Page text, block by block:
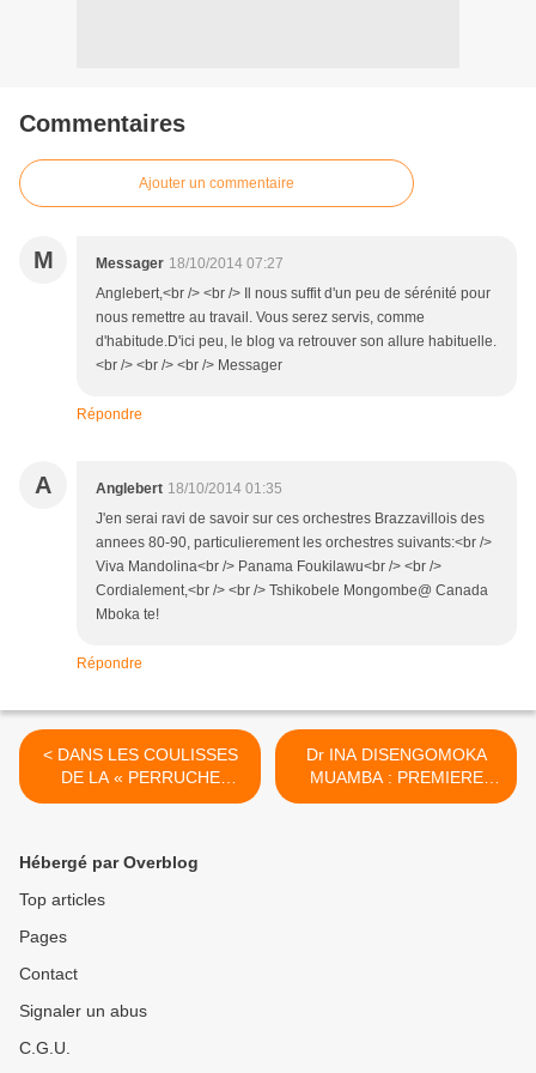
Commentaires
Ajouter un commentaire
M Messager 18/10/2014 07:27
Anglebert,<br /> <br /> Il nous suffit d'un peu de sérénité pour
nous remettre au travail. Vous serez servis, comme
d'habitude.D'ici peu, le blog va retrouver son allure habituelle.
<br /> <br /> <br /> Messager
Répondre
A Anglebert 18/10/2014 01:35
J'en serai ravi de savoir sur ces orchestres Brazzavillois des
annees 80-90, particulierement les orchestres suivants:<br />
Viva Mandolina<br /> Panama Foukilawu<br /> <br />
Cordialement,<br /> <br /> Tshikobele Mongombe@ Canada
Mboka te!
Répondre
< DANS LES COULISSES
DE LA « PERRUCHE
BLEUE » AVEC
Dr INA DISENGOMOKA
MUAMBA : PREMIERE
PEDIATRE CONGOLAISE >
Hébergé par Overblog
Top articles
Pages
Contact
Signaler un abus
C.G.U.